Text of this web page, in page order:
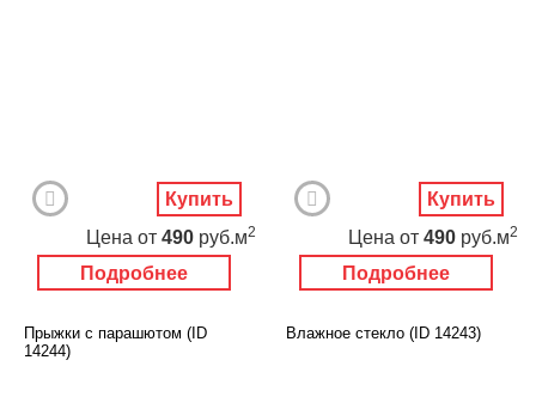
Подробнее
Цена от 490 руб.м2
Купить
Подробнее
Цена от 490 руб.м2
Купить
Прыжки с парашютом (ID
14244)
Влажное стекло (ID 14243)